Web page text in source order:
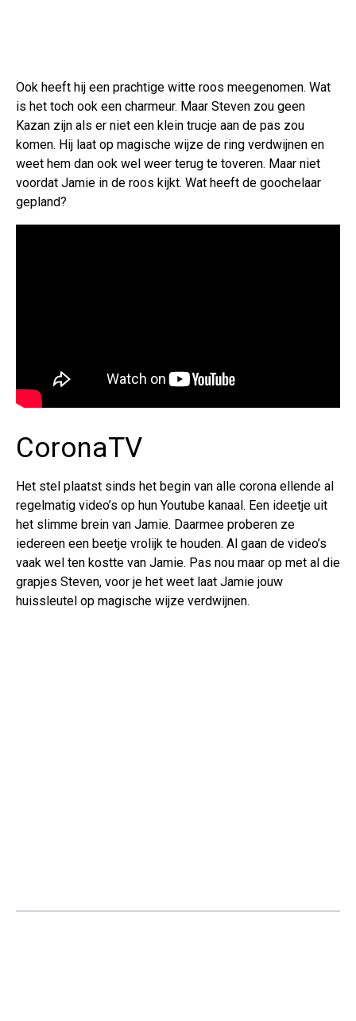
Ook heeft hij een prachtige witte roos meegenomen. Wat
is het toch ook een charmeur. Maar Steven zou geen
Kazan zijn als er niet een klein trucje aan de pas zou
komen. Hij laat op magische wijze de ring verdwijnen en
weet hem dan ook wel weer terug te toveren. Maar niet
voordat Jamie in de roos kijkt. Wat heeft de goochelaar
gepland?
CoronaTV
Het stel plaatst sinds het begin van alle corona ellende al
regelmatig video’s op hun Youtube kanaal. Een ideetje uit
het slimme brein van Jamie. Daarmee proberen ze
iedereen een beetje vrolijk te houden. Al gaan de video’s
vaak wel ten kostte van Jamie. Pas nou maar op met al die
grapjes Steven, voor je het weet laat Jamie jouw
huissleutel op magische wijze verdwijnen.